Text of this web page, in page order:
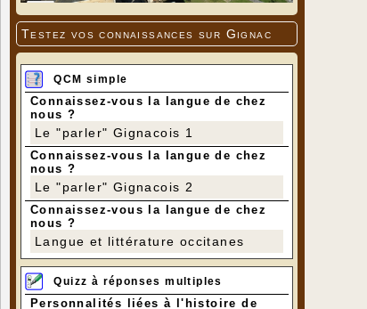
Testez vos connaissances sur Gignac
QCM simple
Connaissez-vous la langue de chez
nous ?
Le "parler" Gignacois 1
Connaissez-vous la langue de chez
nous ?
Le "parler" Gignacois 2
Connaissez-vous la langue de chez
nous ?
Langue et littérature occitanes
Quizz à réponses multiples
Personnalités liées à l'histoire de